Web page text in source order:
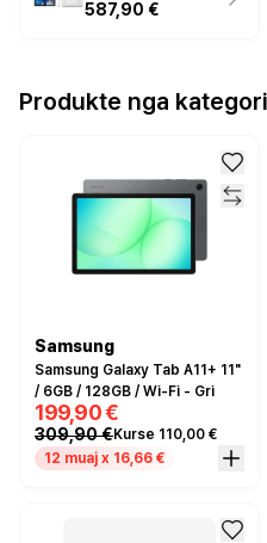
587,90 €
Produkte nga
Samsung
Samsung Galaxy Tab A11+ 11"
/ 6GB / 128GB / Wi-Fi - Gri
199,90 €
309,90 €Kurse 110,00 €
12 muaj x 16,66 €